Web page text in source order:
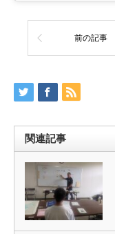
前の記事
関連記事